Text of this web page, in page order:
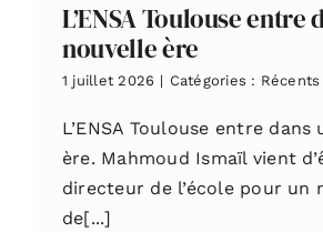
L’ENSA Toulouse entre
nouvelle ère
1 juillet 2026 | Catégories : Récents
L’ENSA Toulouse entre dans
ère. Mahmoud Ismaïl vient
directeur de l’école pour un
de[...]